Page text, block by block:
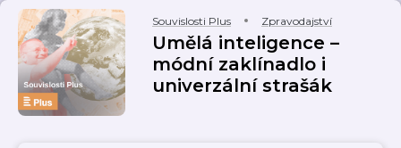
Souvislosti Plus Zpravodajství
Umělá inteligence –
módní zaklínadlo i
univerzální strašák